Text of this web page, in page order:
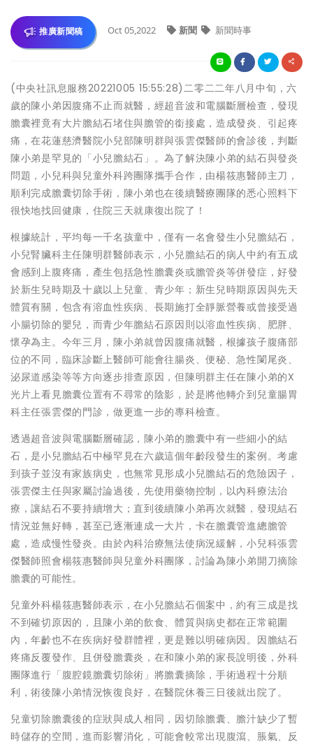
推廣新聞稿 Oct 05,2022 新聞 新聞時事
(中央社訊息服務20221005 15:55:28)二零二二年八月中旬，六
歲的陳小弟因腹痛不止而就醫，經超音波和電腦斷層檢查，發現
膽囊裡竟有大片膽結石堵住與膽管的銜接處，造成發炎、引起疼
痛，在花蓮慈濟醫院小兒部陳明群與張雲傑醫師的會診後，判斷
陳小弟是罕見的「小兒膽結石」。為了解決陳小弟的結石與發炎
問題，小兒科與兒童外科跨團隊攜手合作，由楊筱惠醫師主刀，
順利完成膽囊切除手術，陳小弟也在後續醫療團隊的悉心照料下
很快地找回健康，住院三天就康復出院了！
根據統計，平均每一千名孩童中，僅有一名會發生小兒膽結石，
小兒腎臟科主任陳明群醫師表示，小兒膽結石的病人中約有五成
會感到上腹疼痛，產生包括急性膽囊炎或膽管炎等併發症，好發
於新生兒時期及十歲以上兒童、青少年；新生兒時期原因與先天
體質有關，包含有溶血性疾病、長期施打全靜脈營養或曾接受過
小腸切除的嬰兒，而青少年膽結石原因則以溶血性疾病、肥胖、
懷孕為主。今年三月，陳小弟就曾因腹痛就醫，根據孩子腹痛部
位的不同，臨床診斷上醫師可能會往腸炎、便秘、急性闌尾炎、
泌尿道感染等等方向逐步排查原因，但陳明群主任在陳小弟的X
光片上看見膽囊位置有不尋常的陰影，於是將他轉介到兒童腸胃
科主任張雲傑的門診，做更進一步的專科檢查。
透過超音波與電腦斷層確認，陳小弟的膽囊中有一些細小的結
石，是小兒膽結石中極罕見在六歲這個年齡段發生的案例。考慮
到孩子並沒有家族病史，也無常見形成小兒膽結石的危險因子，
張雲傑主任與家屬討論過後，先使用藥物控制，以內科療法治
療，讓結石不要持續增大；直到後續陳小弟再次就醫，發現結石
情況並無好轉，甚至已逐漸連成一大片，卡在膽囊管進總膽管
處，造成慢性發炎。由於內科治療無法使病況緩解，小兒科張雲
傑醫師照會楊筱惠醫師與兒童外科團隊，討論為陳小弟開刀摘除
膽囊的可能性。
兒童外科楊筱惠醫師表示，在小兒膽結石個案中，約有三成是找
不到確切原因的，且陳小弟的飲食、體質與病史都在正常範圍
內，年齡也不在疾病好發群體裡，更是難以明確病因。因膽結石
疼痛反覆發作、且併發膽囊炎，在和陳小弟的家長說明後，外科
團隊進行「腹腔鏡膽囊切除術」將膽囊摘除，手術過程十分順
利，術後陳小弟情況恢復良好，在醫院休養三日後就出院了。
兒童切除膽囊後的症狀與成人相同，因切除膽囊、膽汁缺少了暫
時儲存的空間，進而影響消化，可能會較常出現腹瀉、脹氣、反